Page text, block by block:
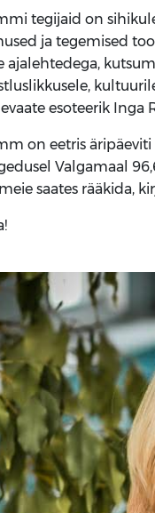
tegijaid on
ja tegemised
ajalehtedega,
esoteerik
on eetris äripäeviti
Valgamaal
saates rääkida,